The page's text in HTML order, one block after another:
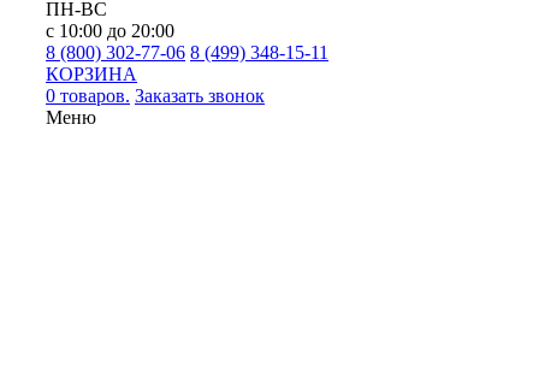
ПН-ВС
с 10:00 до 20:00
8 (800) 302-77-06 8 (499) 348-15-11
КОРЗИНА
0 товаров. Заказать звонок
Меню